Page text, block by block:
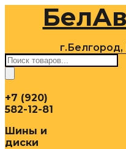
содержимому
Поиск
товаров
+7 (920)
582-12-81
Шины и
диски